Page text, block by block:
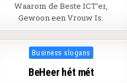
Waarom de Beste ICT’er,
Gewoon een Vrouw Is.
Posted in
Business slogans
BeHeer hét mét